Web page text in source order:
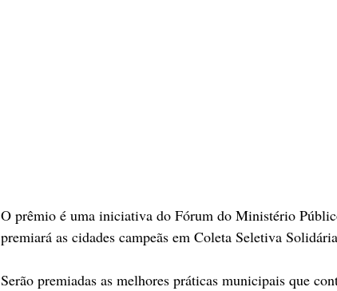
O prêmio é uma iniciativa do Fórum do Ministério
premiará as cidades campeãs em Coleta Seletiva
Serão premiadas as melhores práticas municipais que